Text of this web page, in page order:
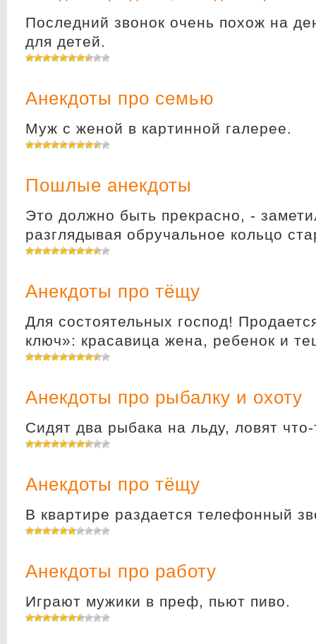
Последний звонок очень похож на
для детей.
Анекдоты про семью
Муж с женой в картинной галерее.
Пошлые анекдоты
Это должно быть прекрасно, -
разглядывая обручальное кольцо
Анекдоты про тёщу
Для состоятельных господ!
ключ»: красавица жена, ребенок и
Анекдоты про рыбалку и охоту
Сидят два рыбака на льду, ловят
Анекдоты про тёщу
В квартире раздается телефонный
Анекдоты про работу
Играют мужики в преф, пьют пиво.